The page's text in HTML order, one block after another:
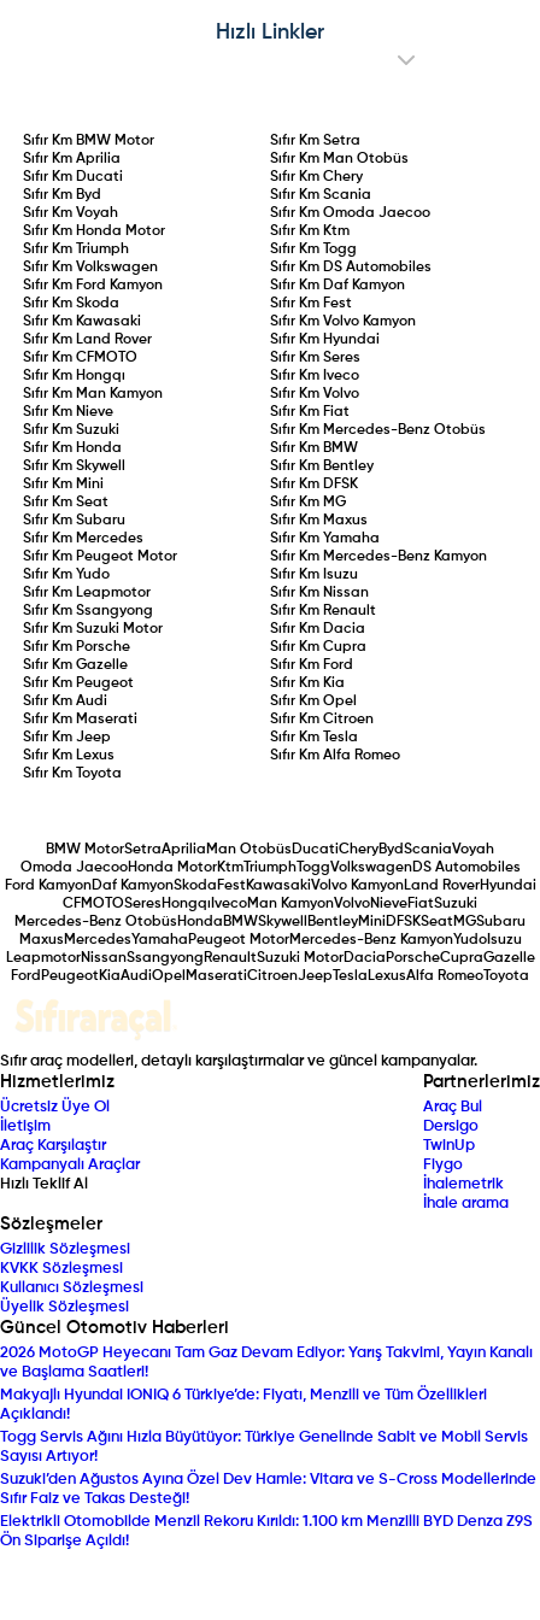
sürücülük süresi kanunlaştı. 75 ceza
puanının aşılması, 0,20 promil üzeri
arızalar ve Ford Edsel’i aratmayan
performansıyla model adeta sınıfta
Hızlı Linkler
Sıfır KmBMW Motor Sıfır Km Setra
Sıfır KmAprilia Sıfır Km Man Otobüs
Sıfır KmDucati Sıfır Km Chery
Sıfır KmByd Sıfır Km Scania
Sıfır KmVoyah Sıfır Km Omoda Jaecoo
Sıfır KmHonda Motor Sıfır Km Ktm
Sıfır Km Triumph Sıfır Km Togg
Sıfır KmVolkswagen Sıfır Km DS Automobiles
Sıfır KmFord Kamyon Sıfır Km Daf Kamyon
Sıfır KmSkoda Sıfır Km Fest
Sıfır KmKawasaki Sıfır Km Volvo Kamyon
Sıfır KmLand Rover Sıfır Km Hyundai
Sıfır KmCFMOTO Sıfır Km Seres
Sıfır KmHongqı Sıfır Km Iveco
Sıfır KmMan Kamyon Sıfır Km Volvo
Sıfır KmNieve Sıfır Km Fiat
Sıfır KmSuzuki Sıfır Km Mercedes-Benz Otobüs
Sıfır KmHonda Sıfır Km BMW
Sıfır KmSkywell Sıfır Km Bentley
Sıfır KmMini Sıfır Km DFSK
Sıfır KmSeat Sıfır Km MG
Sıfır KmSubaru Sıfır Km Maxus
Sıfır KmMercedes Sıfır Km Yamaha
Sıfır KmPeugeot Motor Sıfır Km Mercedes-Benz Kamyon
Sıfır Km Yudo Sıfır Km Isuzu
Sıfır KmLeapmotor Sıfır Km Nissan
Sıfır KmSsangyong Sıfır Km Renault
Sıfır KmSuzuki Motor Sıfır Km Dacia
Sıfır KmPorsche Sıfır Km Cupra
Sıfır KmGazelle Sıfır Km Ford
Sıfır KmPeugeot Sıfır Km Kia
Sıfır KmAudi Sıfır Km Opel
Sıfır KmMaserati Sıfır Km Citroen
Sıfır KmJeep Sıfır Km Tesla
Sıfır KmLexus Sıfır Km Alfa Romeo
Sıfır Km Toyota
BMW MotorSetraApriliaMan OtobüsDucatiCheryBydScaniaVoyah
Omoda JaecooHonda MotorKtmTriumphToggVolkswagenDS Automobiles
Ford KamyonDaf KamyonSkodaFestKawasakiVolvo KamyonLand RoverHyundai
CFMOTOSeresHongqıIvecoMan KamyonVolvoNieveFiatSuzuki
Mercedes-Benz OtobüsHondaBMWSkywellBentleyMiniDFSKSeatMGSubaru
MaxusMercedesYamahaPeugeot MotorMercedes-Benz KamyonYudoIsuzu
LeapmotorNissanSsangyongRenaultSuzuki MotorDaciaPorscheCupraGazelle
FordPeugeotKiaAudiOpelMaseratiCitroenJeep TeslaLexusAlfa RomeoToyota
Sıfır araç modelleri, detaylı karşılaştırmalar ve güncel kampanyalar.
Hizmetlerimiz
Ücretsiz Üye Ol
İletişim
Araç Karşılaştır
Kampanyalı Araçlar
Hızlı Teklif Al
Partnerlerimiz
Araç Bul
Dersigo
TwinUp
Fiygo
İhalemetrik
İhale arama
Sözleşmeler
Gizlilik Sözleşmesi
KVKK Sözleşmesi
Kullanıcı Sözleşmesi
Üyelik Sözleşmesi
Güncel Otomotiv Haberleri
2026 MotoGP Heyecanı Tam Gaz Devam Ediyor: Yarış Takvimi, Yayın Kanalı
ve Başlama Saatleri!
Makyajlı Hyundai IONIQ 6 Türkiye’de: Fiyatı, Menzili ve Tüm Özellikleri
Açıklandı!
Togg Servis Ağını Hızla Büyütüyor: Türkiye Genelinde Sabit ve Mobil Servis
Sayısı Artıyor!
Suzuki’den Ağustos Ayına Özel Dev Hamle: Vitara ve S-Cross Modellerinde
Sıfır Faiz ve Takas Desteği!
Elektrikli Otomobilde Menzil Rekoru Kırıldı: 1.100 km Menzilli BYD Denza Z9S
Ön Siparişe Açıldı!